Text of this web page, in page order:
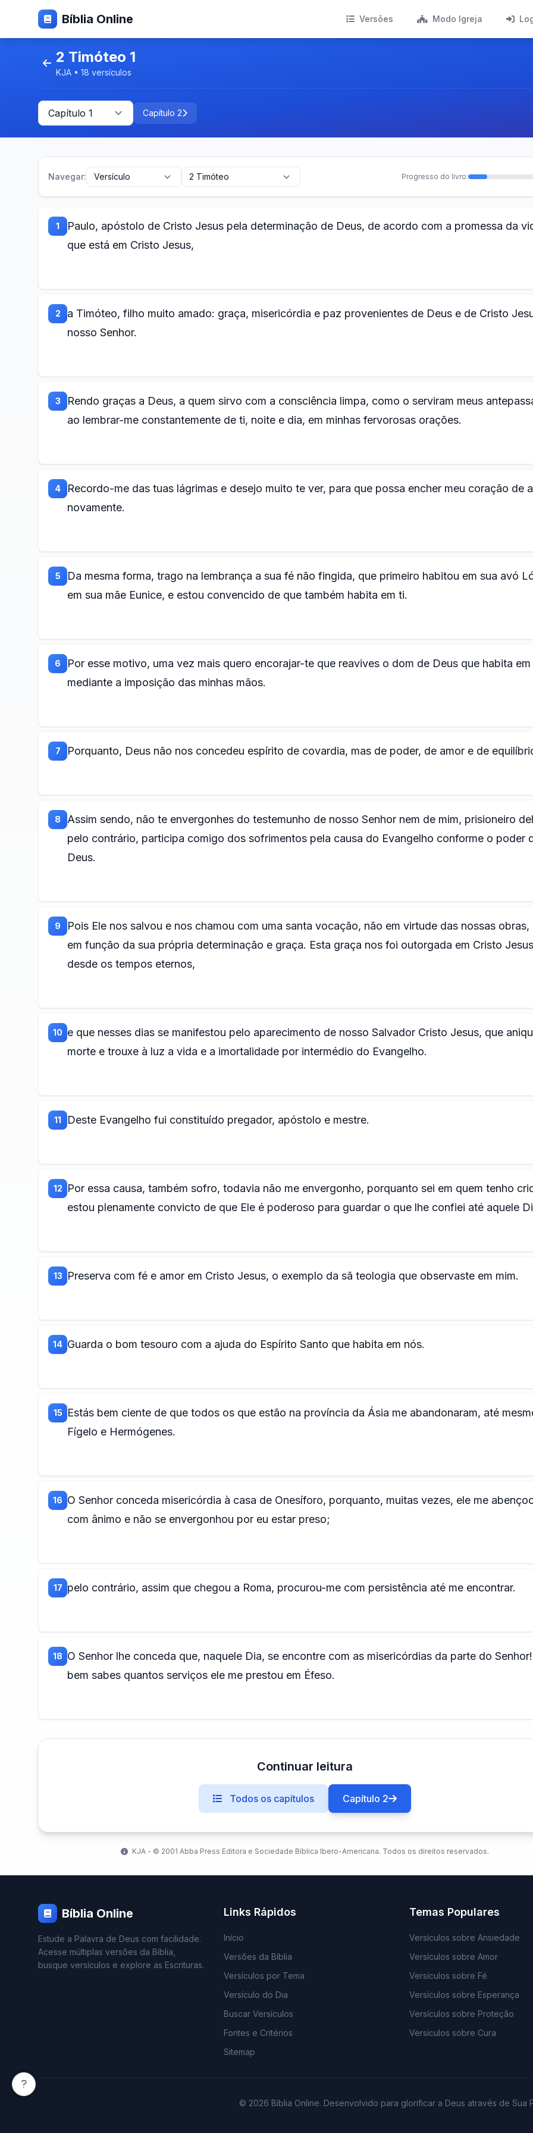
Bíblia Online Versões Modo Igreja
2 Timóteo 1
KJA • 18 versículos
Capítulo 2
Navegar: Progresso do livro:
1
Paulo, apóstolo de Cristo Jesus pela determinação de Deus, de acordo com a promessa da
que está em Cristo Jesus,
2
a Timóteo, filho muito amado: graça, misericórdia e paz provenientes de Deus e de Cristo
nosso Senhor.
3
Rendo graças a Deus, a quem sirvo com a consciência limpa, como o serviram meus
ao lembrar-me constantemente de ti, noite e dia, em minhas fervorosas orações.
4
Recordo-me das tuas lágrimas e desejo muito te ver, para que possa encher meu coração de
novamente.
5
Da mesma forma, trago na lembrança a sua fé não fingida, que primeiro habitou em sua avó
em sua mãe Eunice, e estou convencido de que também habita em ti.
6
Por esse motivo, uma vez mais quero encorajar-te que reavives o dom de Deus que habita
mediante a imposição das minhas mãos.
7 Porquanto, Deus não nos concedeu espírito de covardia, mas de poder, de amor e de
8
Assim sendo, não te envergonhes do testemunho de nosso Senhor nem de mim, prisioneiro
pelo contrário, participa comigo dos sofrimentos pela causa do Evangelho conforme o poder
Deus.
9
Pois Ele nos salvou e nos chamou com uma santa vocação, não em virtude das nossas obras,
em função da sua própria determinação e graça. Esta graça nos foi outorgada em Cristo Jesus
desde os tempos eternos,
10 e que nesses dias se manifestou pelo aparecimento de nosso Salvador Cristo Jesus, que
morte e trouxe à luz a vida e a imortalidade por intermédio do Evangelho.
11 Deste Evangelho fui constituído pregador, apóstolo e mestre.
12
Por essa causa, também sofro, todavia não me envergonho, porquanto sei em quem tenho
estou plenamente convicto de que Ele é poderoso para guardar o que lhe confiei até aquele
13 Preserva com fé e amor em Cristo Jesus, o exemplo da sã teologia que observaste em mim.
14 Guarda o bom tesouro com a ajuda do Espírito Santo que habita em nós.
15
Estás bem ciente de que todos os que estão na província da Ásia me abandonaram, até
Fígelo e Hermógenes.
16 O Senhor conceda misericórdia à casa de Onesíforo, porquanto, muitas vezes, ele me
com ânimo e não se envergonhou por eu estar preso;
17 pelo contrário, assim que chegou a Roma, procurou-me com persistência até me encontrar.
18 O Senhor lhe conceda que, naquele Dia, se encontre com as misericórdias da parte do
bem sabes quantos serviços ele me prestou em Éfeso.
Continuar leitura
Todos os capítulos Capítulo 2
KJA - ©️ 2001 Abba Press Editora e Sociedade Bíblica Ibero-Americana. Todos os direitos reservados.
Bíblia Online
Estude a Palavra de Deus com facilidade.
Acesse múltiplas versões da Bíblia,
busque versículos e explore as Escrituras.
Links Rápidos
Início
Versões da Bíblia
Versículos por Tema
Versículo do Dia
Buscar Versículos
Fontes e Critérios
Sitemap
Temas Populares
Versículos sobre Ansiedade
Versículos sobre Amor
Versículos sobre Fé
Versículos sobre Esperança
Versículos sobre Proteção
Versículos sobre Cura
© 2026 Bíblia Online. Desenvolvido para glorificar a Deus através de Sua